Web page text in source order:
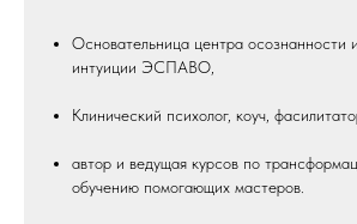
Основательница центра осознанности
интуиции ЭСПАВО,
Клинический психолог, коуч,
автор и ведущая курсов по
обучению помогающих мастеров.